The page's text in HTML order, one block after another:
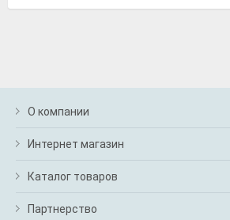
О компании
Интернет магазин
Каталог товаров
Партнерство